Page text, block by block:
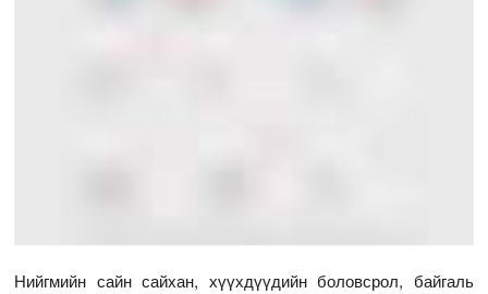
Нийгмийн сайн сайхан, хүүхдүүдийн боловсрол, байгаль